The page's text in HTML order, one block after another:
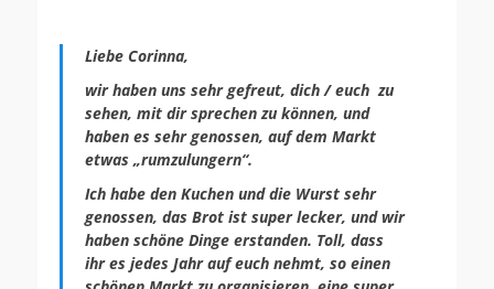
Liebe Corinna,
wir haben uns sehr gefreut, dich / euch zu
sehen, mit dir sprechen zu können, und
haben es sehr genossen, auf dem Markt
etwas „rumzulungern“.
Ich habe den Kuchen und die Wurst sehr
genossen, das Brot ist super lecker, und wir
haben schöne Dinge erstanden. Toll, dass
ihr es jedes Jahr auf euch nehmt, so einen